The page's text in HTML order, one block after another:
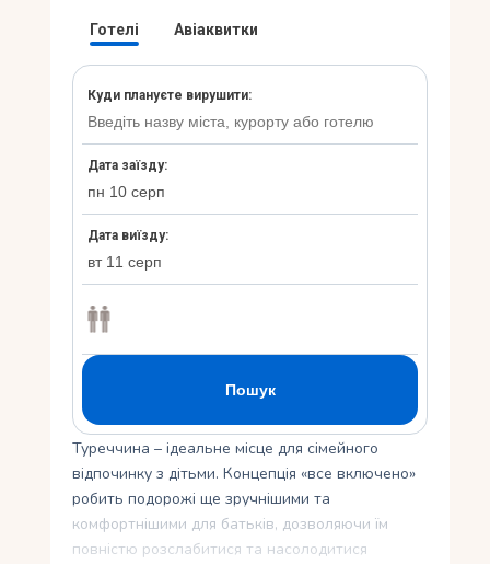
Контакти
Туреччина – ідеальне місце для сімейного
відпочинку з дітьми. Концепція «все включено»
робить подорожі ще зручнішими та
комфортнішими для батьків, дозволяючи їм
повністю розслабитися та насолодитися